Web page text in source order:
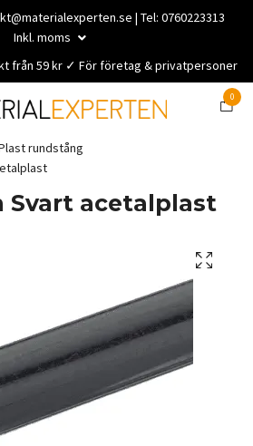
| Tel: 0760223313
Inkl. moms
från 59 kr ✓ För företag & privatpersoner
0
rundstång
Svart acetalplast